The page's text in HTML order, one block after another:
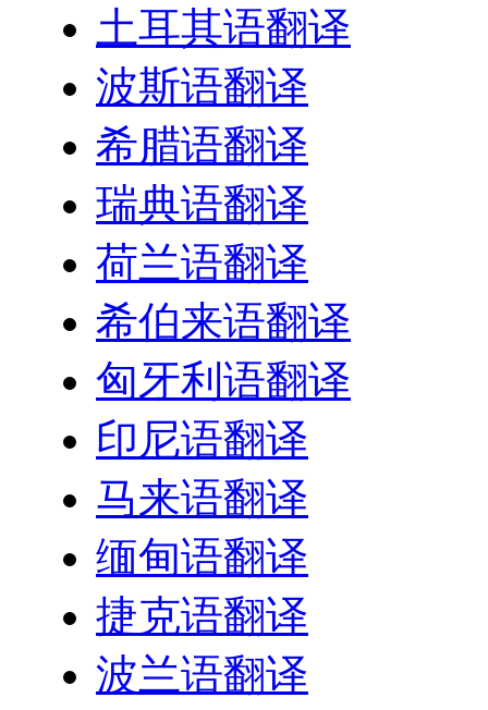
土耳其语翻译
波斯语翻译
希腊语翻译
瑞典语翻译
荷兰语翻译
希伯来语翻译
匈牙利语翻译
印尼语翻译
马来语翻译
缅甸语翻译
捷克语翻译
波兰语翻译